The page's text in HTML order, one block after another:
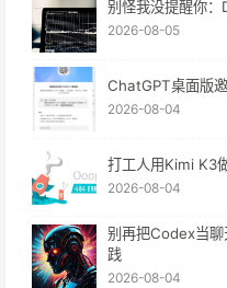
别怪我没提醒你
2026-08-05
ChatGPT桌面版
2026-08-04
打工人用Kimi K3
2026-08-04
别再把Codex当
践
2026-08-04